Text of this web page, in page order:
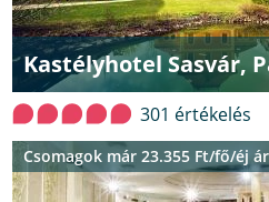
Kastélyhotel Sasvár,
301 értékelés
Csomagok már 23.355 Ft/fő/éj